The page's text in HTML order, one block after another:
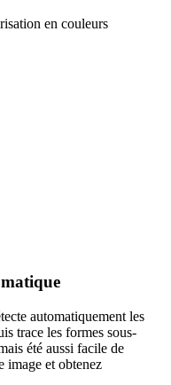
automatiquement les
trace les formes sous-
été aussi facile de
image et obtenez